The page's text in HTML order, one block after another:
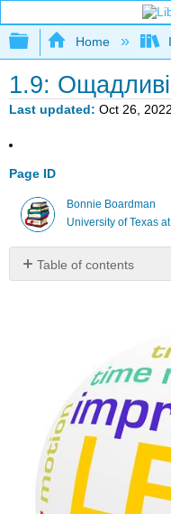
Expand/
Home
1.9: Ощадливі
Last updated Oct 26, 2022
Page ID
Bonnie Boardman
University of Texas
Table of contents
безперервне
вдосконалення
Вправа